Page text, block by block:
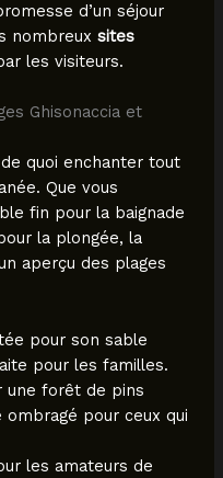
d’un séjour
nombreux sites
les visiteurs.
Ghisonaccia et
quoi enchanter tout
Que vous
fin pour la baignade
la plongée, la
aperçu des plages
pour son sable
pour les familles.
forêt de pins
pour ceux qui
les amateurs de